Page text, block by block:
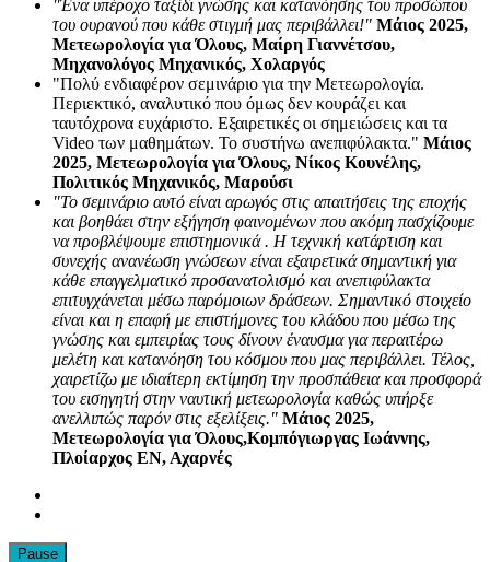
"Ένα υπέροχο ταξίδι γνώσης και κατανόησης του προσώπου
του ουρανού που κάθε στιγμή μας περιβάλλει!" Μάιος 2025,
Μετεωρολογία για Όλους, Μαίρη Γιαννέτσου,
Μηχανολόγος Μηχανικός, Χολαργός
"Πολύ ενδιαφέρον σεμινάριο για την Μετεωρολογία.
Περιεκτικό, αναλυτικό που όμως δεν κουράζει και
ταυτόχρονα ευχάριστο. Εξαιρετικές οι σημειώσεις και τα
Video των μαθημάτων. Το συστήνω ανεπιφύλακτα." Μάιος
2025, Μετεωρολογία για Όλους, Νίκος Κουνέλης,
Πολιτικός Μηχανικός, Μαρούσι
"Το σεμινάριο αυτό είναι αρωγός στις απαιτήσεις της εποχής
και βοηθάει στην εξήγηση φαινομένων που ακόμη πασχίζουμε
να προβλέψουμε επιστημονικά . Η τεχνική κατάρτιση και
συνεχής ανανέωση γνώσεων είναι εξαιρετικά σημαντική για
κάθε επαγγελματικό προσανατολισμό και ανεπιφύλακτα
επιτυγχάνεται μέσω παρόμοιων δράσεων. Σημαντικό στοιχείο
είναι και η επαφή με επιστήμονες του κλάδου που μέσω της
γνώσης και εμπειρίας τους δίνουν έναυσμα για περαιτέρω
μελέτη και κατανόηση του κόσμου που μας περιβάλλει. Τέλος,
χαιρετίζω με ιδιαίτερη εκτίμηση την προσπάθεια και προσφορά
του εισηγητή στην ναυτική μετεωρολογία καθώς υπήρξε
ανελλιπώς παρόν στις εξελίξεις." Μάιος 2025,
Μετεωρολογία για Όλους,Κομπόγιωργας Ιωάννης,
Πλοίαρχος ΕΝ, Αχαρνές
Pause